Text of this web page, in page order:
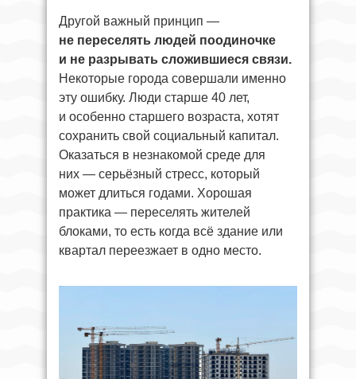
Другой важный принцип —
не переселять людей поодиночке
и не разрывать сложившиеся связи.
Некоторые города совершали именно
эту ошибку. Люди старше 40 лет,
и особенно старшего возраста, хотят
сохранить свой социальный капитал.
Оказаться в незнакомой среде для
них — серьёзный стресс, который
может длиться годами. Хорошая
практика — переселять жителей
блоками, то есть когда всё здание или
квартал переезжает в одно место.